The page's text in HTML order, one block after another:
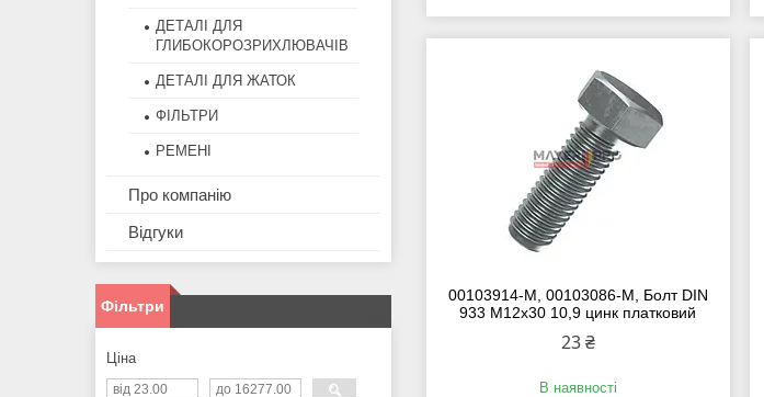
00103914-M, 00103086-M, Болт DIN
933 M12x30 10,9 цинк платковий
23 ₴
В наявності
ДЕТАЛІ ДЛЯ
ГЛИБОКОРОЗРИХЛЮВАЧІВ
ДЕТАЛІ ДЛЯ ЖАТОК
ФІЛЬТРИ
РЕМЕНІ
Про компанію
Відгуки
Фільтри
Ціна